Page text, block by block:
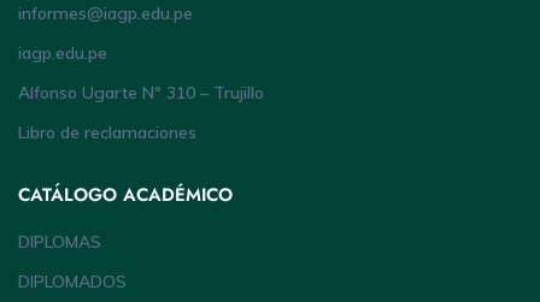
informes@iagp.edu.pe
iagp.edu.pe
Alfonso Ugarte Nº 310 – Trujillo
Libro de reclamaciones
CATÁLOGO ACADÉMICO
DIPLOMAS
DIPLOMADOS